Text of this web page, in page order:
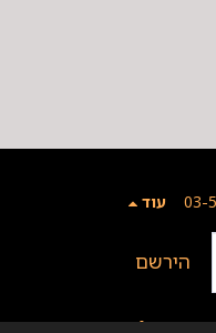
עוד
הירשם